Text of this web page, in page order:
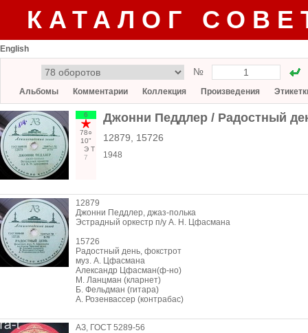
КАТАЛОГ
English
№
Альбомы Комментарии Коллекция Произведения
6
78○
10"
Э Т
7
Джонни Педдлер / Радостный
12879, 15726
1948
12879
Джонни Педдлер, джаз-полька
Эстрадный оркестр п/у А. Н. Цфасмана
15726
Радостный день, фокстрот
муз. А. Цфасмана
Александр Цфасман(ф-но)
М. Ланцман (кларнет)
Б. Фельдман (гитара)
А. Розенвассер (контрабас)
АЗ, ГОСТ 5289-56